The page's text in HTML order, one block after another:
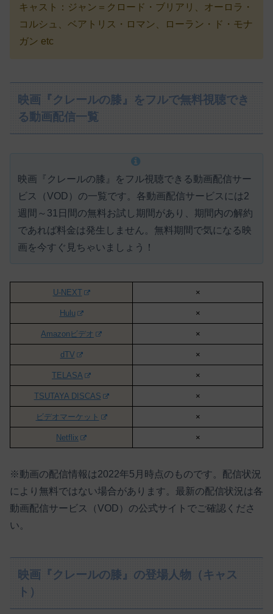
キャスト：ジャン＝クロード・ブリアリ、オーロラ・
コルシュ、ベアトリス・ロマン、ローラン・ド・モナ
ガン etc
映画『クレールの膝』をフルで無料視聴でき
る動画配信一覧
映画『クレールの膝』をフル視聴できる動画配信サー
ビス（VOD）の一覧です。各動画配信サービスには2
週間～31日間の無料お試し期間があり、期間内の解約
であれば料金は発生しません。 無料期間で気になる映
画を今すぐ見ちゃいましょう！
U-NEXT ×
Hulu ×
Amazonビデオ ×
dTV ×
TELASA ×
TSUTAYA DISCAS ×
ビデオマーケット ×
Netflix ×
※動画の配信情報は2022年5月時点のものです。配信状況
により無料ではない場合があります。最新の配信状況は各
動画配信サービス（VOD）の公式サイトでご確認くださ
い。
映画『クレールの膝』の登場人物（キャス
ト）